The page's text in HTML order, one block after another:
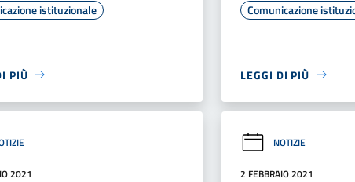
istituzionale
PIÙ
Comunicazione
LEGGI DI PIÙ
2021
NOTIZIE
2 FEBBRAIO 2021